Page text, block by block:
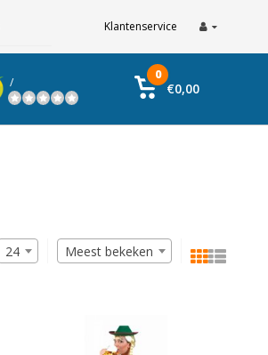
Klantenservice
/
0
€0,00
Meest bekeken
24